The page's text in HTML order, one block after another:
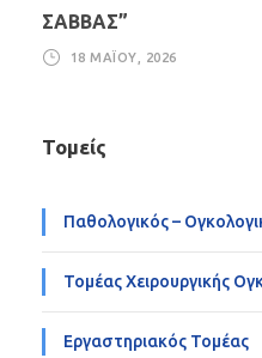
ΣΑΒΒΑΣ”
18 ΜΑΪ́ΟΥ, 2026
Τομείς
Παθολογικός –
Τομέας Χειρουργικής
Εργαστηριακός Τομέας